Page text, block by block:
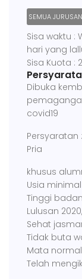
SEMUA JURUSAN
Sisa waktu :
hari yang
Sisa Kuota :
Dibuka
covid19
Persyaratan :
Pria
khusus alumni
Usia minimal
Tinggi
Lulusan
Sehat
Tidak buta
Mata normal
Telah